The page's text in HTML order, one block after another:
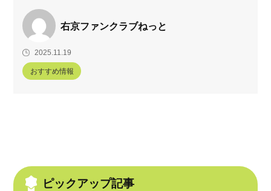
右京ファンクラブねっと
2025.11.19
おすすめ情報
ピックアップ記事